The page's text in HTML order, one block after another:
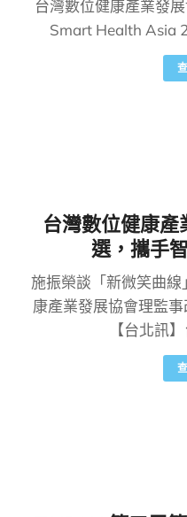
台灣數位健康產業發
Smart Health Asia
台灣數位健康
選，攜手
施振榮談「新微笑曲
康產業發展協會理監
【台北訊